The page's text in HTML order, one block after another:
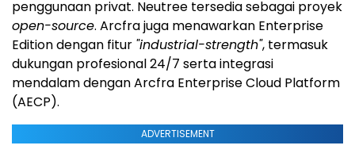
penggunaan privat. Neutree tersedia sebagai proyek
open-source. Arcfra juga menawarkan Enterprise
Edition dengan fitur "industrial-strength", termasuk
dukungan profesional 24/7 serta integrasi
mendalam dengan Arcfra Enterprise Cloud Platform
(AECP).
ADVERTISEMENT